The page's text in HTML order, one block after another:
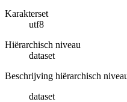
Karakterset
utf8
Hiërarchisch niveau
dataset
Beschrijving hiërarchisch
dataset